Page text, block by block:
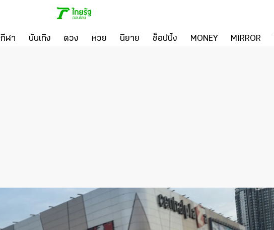
กีฬา บันเทิง ดวง หวย นิยาย ช็อปปิ้ง MONEY MIRROR